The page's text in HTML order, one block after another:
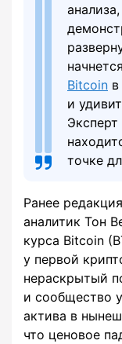
Bitcoin
и
Эксперт
точке
Ранее
аналитик Тон
курса Bitcoin
у первой
нераскрытый
и сообщество
актива в
что ценовое